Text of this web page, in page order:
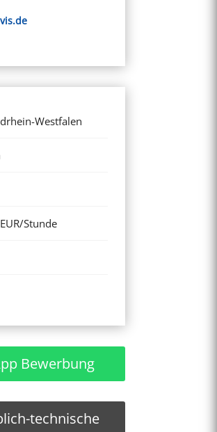
Westfalen
Stunde
Bewerbung
technische